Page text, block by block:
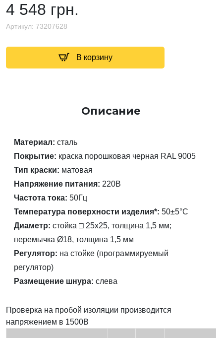
4 548 грн.
Артикул: 73207628
В корзину
Описание
Материал: сталь
Покрытие: краска порошковая черная RAL 9005
Тип краски: матовая
Напряжение питания: 220В
Частота тока: 50Гц
Температура поверхности изделия*: 50±5°C
Диаметр: стойка □ 25х25, толщина 1,5 мм;
перемычка Ø18, толщина 1,5 мм
Регулятор: на стойке (программируемый
регулятор)
Размещение шнура: слева
Проверка на пробой изоляции производится
напряжением в 1500В